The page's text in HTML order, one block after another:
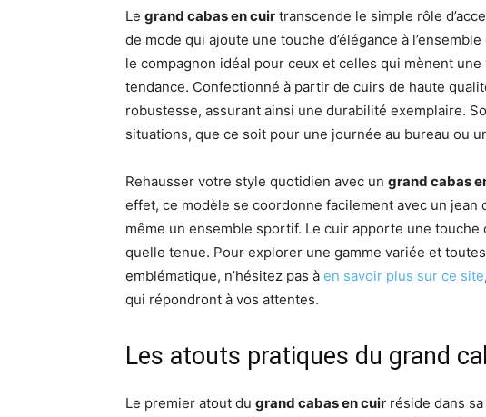
Le grand cabas en cuir transcende le simple rôle
de mode qui ajoute une touche d’élégance à
le compagnon idéal pour ceux et celles qui mènent
tendance. Confectionné à partir de cuirs de haute
robustesse, assurant ainsi une durabilité exemplaire.
situations, que ce soit pour une journée au bureau ou
Rehausser votre style quotidien avec un grand cabas
effet, ce modèle se coordonne facilement avec un
même un ensemble sportif. Le cuir apporte une
quelle tenue. Pour explorer une gamme variée et
emblématique, n’hésitez pas à en savoir plus sur ce site
qui répondront à vos attentes.
Les atouts pratiques du grand
Le premier atout du grand cabas en cuir réside dans